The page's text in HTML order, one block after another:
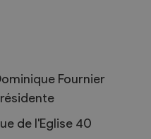
Fournier
de l'Eglise 40